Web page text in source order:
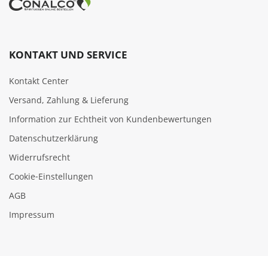
KONTAKT UND SERVICE
Kontakt Center
Versand, Zahlung & Lieferung
Information zur Echtheit von Kundenbewertungen
Datenschutzerklärung
Widerrufsrecht
Cookie‑Einstellungen
AGB
Impressum